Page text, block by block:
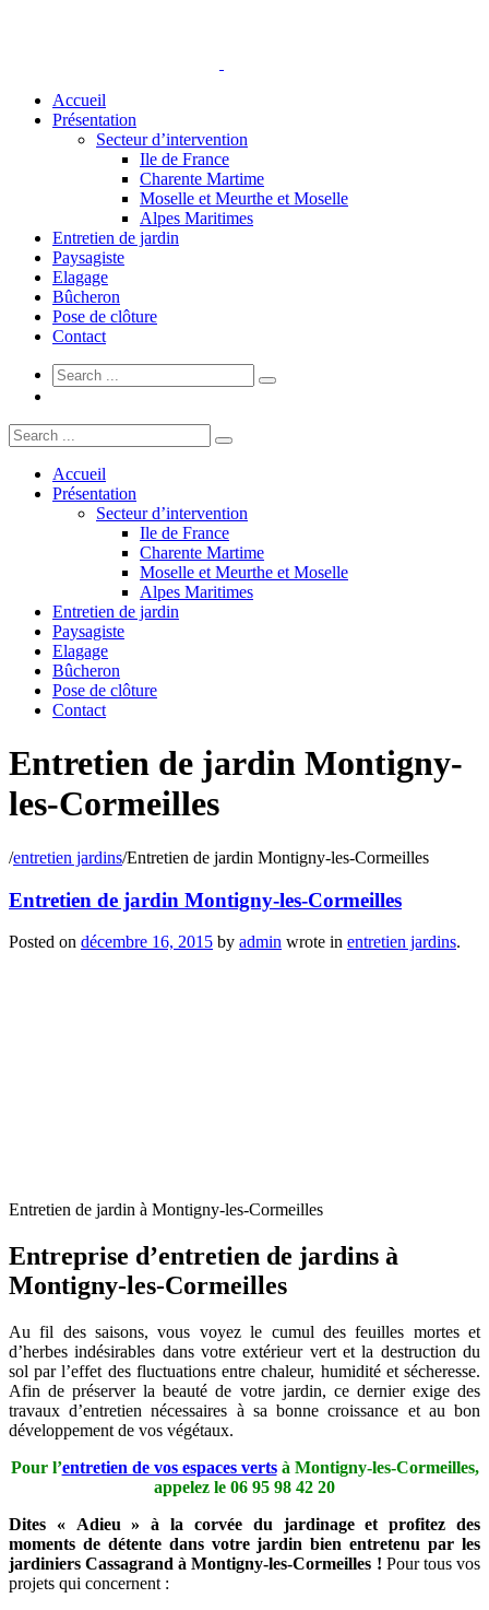
Accueil
Présentation
Secteur d’intervention
Ile de France
Charente Martime
Moselle et Meurthe et Moselle
Alpes Maritimes
Entretien de jardin
Paysagiste
Elagage
Bûcheron
Pose de clôture
Contact
Accueil
Présentation
Secteur d’intervention
Ile de France
Charente Martime
Moselle et Meurthe et Moselle
Alpes Maritimes
Entretien de jardin
Paysagiste
Elagage
Bûcheron
Pose de clôture
Contact
Entretien de jardin Montigny-
les-Cormeilles
/entretien jardins/Entretien de jardin Montigny-les-Cormeilles
Entretien de jardin Montigny-les-Cormeilles
Posted on décembre 16, 2015 by admin wrote in entretien jardins.
Entretien de jardin à Montigny-les-Cormeilles
Entreprise d’entretien de jardins à
Montigny-les-Cormeilles
Au fil des saisons, vous voyez le cumul des feuilles mortes et
d’herbes indésirables dans votre extérieur vert et la destruction du
sol par l’effet des fluctuations entre chaleur, humidité et sécheresse.
Afin de préserver la beauté de votre jardin, ce dernier exige des
travaux d’entretien nécessaires à sa bonne croissance et au bon
développement de vos végétaux.
Pour l’entretien de vos espaces vertsà Montigny-les-Cormeilles,
appelez le 06 95 98 42 20
Dites « Adieu » à la corvée du jardinage et profitez des
moments de détente dans votre jardin bien entretenu par les
jardiniers Cassagrand à Montigny-les-Cormeilles ! Pour tous vos
projets qui concernent :